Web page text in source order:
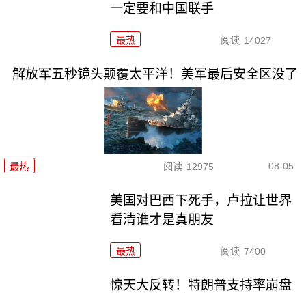
一定要和中国联手
最热 阅读 14027
解放军五秒镜头颠覆太平洋！美军最后安全区没了
最热 阅读 12975 08-05
美国对巴西下死手，卢拉让世界
看清谁才是真朋友
最热 阅读 7400
惊天大反转！特朗普支持率崩盘